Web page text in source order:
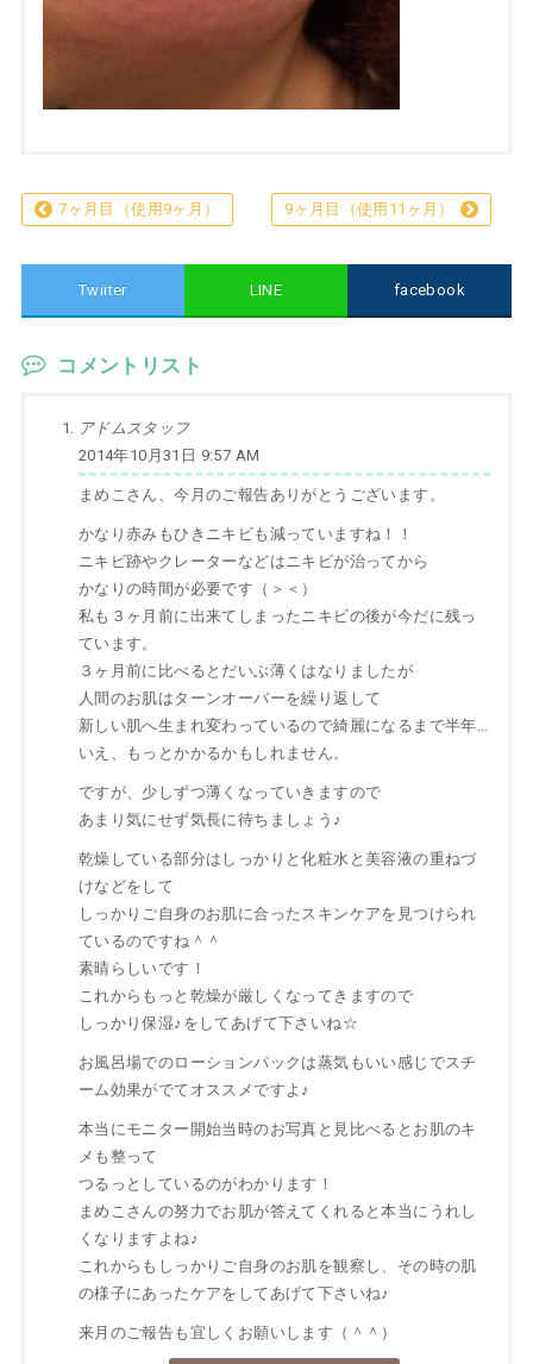
7ヶ月目（使用9ヶ月） 9ヶ月目（使用11ヶ月）
Twiiter LINE facebook
コメントリスト
アドムスタッフ
2014年10月31日 9:57 AM
まめこさん、今月のご報告ありがとうございます。
かなり赤みもひきニキビも減っていますね！！
ニキビ跡やクレーターなどはニキビが治ってから
かなりの時間が必要です（＞＜）
私も３ヶ月前に出来てしまったニキビの後が今だに残っ
ています。
３ヶ月前に比べるとだいぶ薄くはなりましたが
人間のお肌はターンオーバーを繰り返して
新しい肌へ生まれ変わっているので綺麗になるまで半年…
いえ、もっとかかるかもしれません。
ですが、少しずつ薄くなっていきますので
あまり気にせず気長に待ちましょう♪
乾燥している部分はしっかりと化粧水と美容液の重ねづ
けなどをして
しっかりご自身のお肌に合ったスキンケアを見つけられ
ているのですね＾＾
素晴らしいです！
これからもっと乾燥が厳しくなってきますので
しっかり保湿♪をしてあげて下さいね☆
お風呂場でのローションパックは蒸気もいい感じでスチ
ーム効果がでてオススメですよ♪
本当にモニター開始当時のお写真と見比べるとお肌のキ
メも整って
つるっとしているのがわかります！
まめこさんの努力でお肌が答えてくれると本当にうれし
くなりますよね♪
これからもしっかりご自身のお肌を観察し、その時の肌
の様子にあったケアをしてあげて下さいね♪
来月のご報告も宜しくお願いします（＾＾）